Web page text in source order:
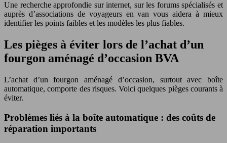
Une recherche approfondie sur internet, sur les forums spécialisés et
auprès d’associations de voyageurs en van vous aidera à mieux
identifier les points faibles et les modèles les plus fiables.
Les pièges à éviter lors de l’achat d’un
fourgon aménagé d’occasion BVA
L’achat d’un fourgon aménagé d’occasion, surtout avec boîte
automatique, comporte des risques. Voici quelques pièges courants à
éviter.
Problèmes liés à la boîte automatique : des coûts de
réparation importants